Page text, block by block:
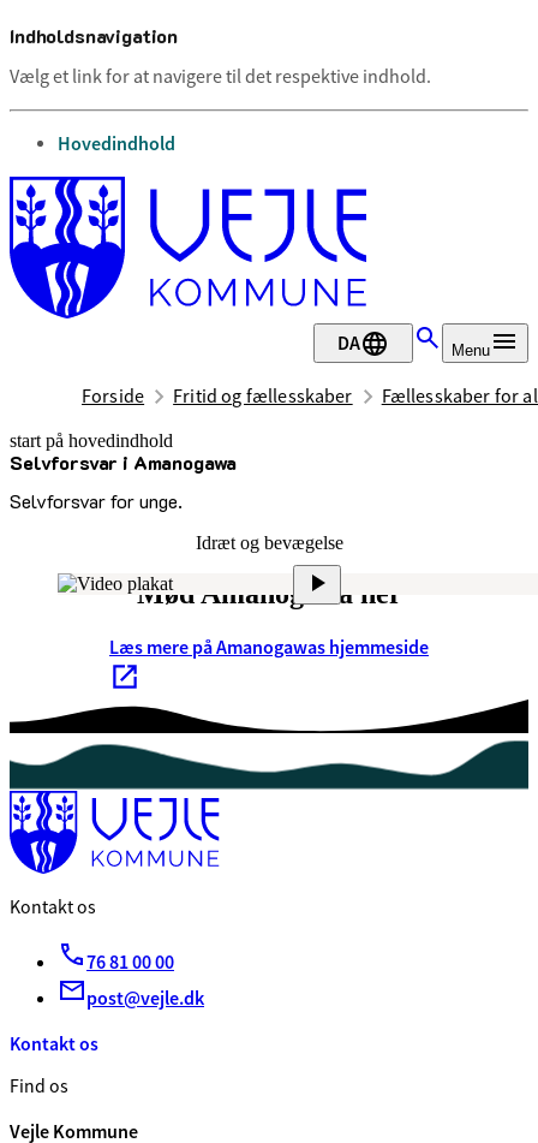
Indholdsnavigation
Vælg et link for at navigere til det respektive indhold.
gå til
Hovedindhold
DA Menu
Forside Fritid og fællesskaber Fællesskaber for
start på hovedindhold
Selvforsvar i Amanogawa
Selvforsvar for unge.
senest opdateret 20. maj 2026
Idræt og bevægelse
Mød Amanogawa her
Læs mere på Amanogawas hjemmeside
Kontakt os
76 81 00 00
post@vejle.dk
Kontakt os
Find os
Vejle Kommune